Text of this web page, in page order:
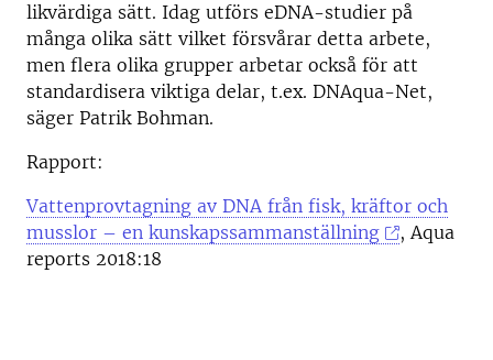
likvärdiga sätt. Idag utförs eDNA-studier på
många olika sätt vilket försvårar detta arbete,
men flera olika grupper arbetar också för att
standardisera viktiga delar, t.ex. DNAqua-Net,
säger Patrik Bohman.
Rapport:
Vattenprovtagning av DNA från fisk, kräftor och
musslor – en kunskapssammanställning
, Aqua
reports 2018:18